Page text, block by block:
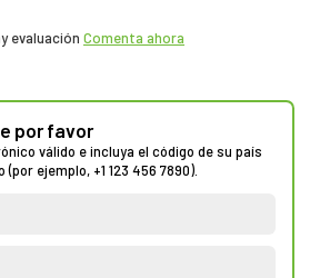
evaluación Comenta ahora
por favor
válido e incluya el código de su país
ejemplo, +1 123 456 7890).